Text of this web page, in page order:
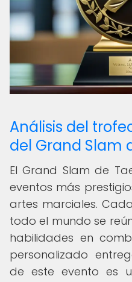
Análisis del
del Grand Slam
El Grand Slam de
eventos más
artes marciales.
todo el mundo se
habilidades en
personalizado
de este evento es